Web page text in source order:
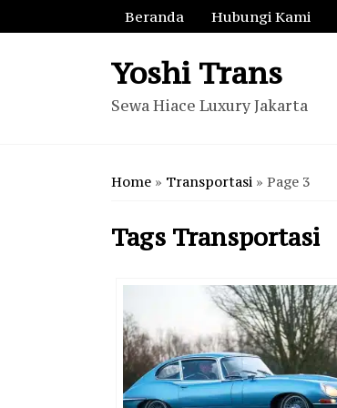
Beranda Hubungi Kami
Yoshi Trans
Sewa Hiace Luxury Jakarta
Home » Transportasi » Page 3
Tags Transportasi